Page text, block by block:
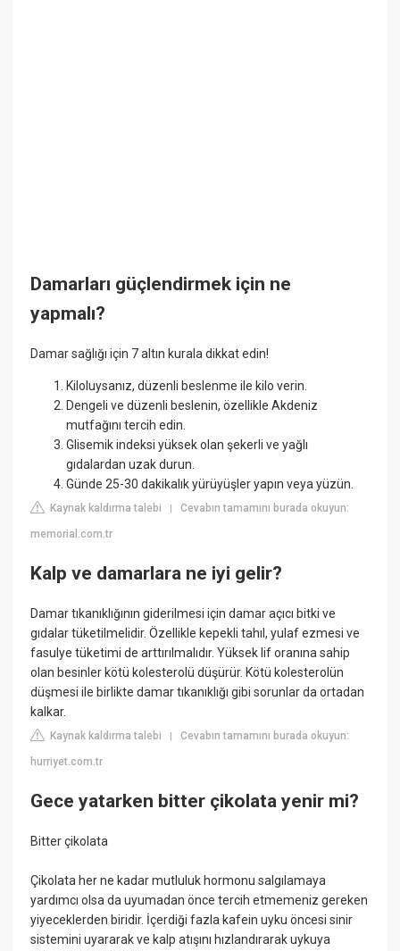
Damarları güçlendirmek için ne
yapmalı?
Damar sağlığı için 7 altın kurala dikkat edin!
Kiloluysanız, düzenli beslenme ile kilo verin.
Dengeli ve düzenli beslenin, özellikle Akdeniz
mutfağını tercih edin.
Glisemik indeksi yüksek olan şekerli ve yağlı
gıdalardan uzak durun.
Günde 25-30 dakikalık yürüyüşler yapın veya yüzün.
Kaynak kaldırma talebi |Cevabın tamamını burada okuyun:
memorial.com.tr
Kalp ve damarlara ne iyi gelir?
Damar tıkanıklığının giderilmesi için damar açıcı bitki ve
gıdalar tüketilmelidir. Özellikle kepekli tahıl, yulaf ezmesi ve
fasulye tüketimi de arttırılmalıdır. Yüksek lif oranına sahip
olan besinler kötü kolesterolü düşürür. Kötü kolesterolün
düşmesi ile birlikte damar tıkanıklığı gibi sorunlar da ortadan
kalkar.
Kaynak kaldırma talebi |Cevabın tamamını burada okuyun:
hurriyet.com.tr
Gece yatarken bitter çikolata yenir mi?
Bitter çikolata
Çikolata her ne kadar mutluluk hormonu salgılamaya
yardımcı olsa da uyumadan önce tercih etmemeniz gereken
yiyeceklerden biridir. İçerdiği fazla kafein uyku öncesi sinir
sistemini uyararak ve kalp atışını hızlandırarak uykuya